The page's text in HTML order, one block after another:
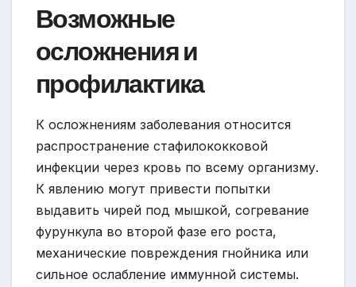
Возможные
осложнения и
профилактика
К осложнениям заболевания относится
распространение стафилококковой
инфекции через кровь по всему организму.
К явлению могут привести попытки
выдавить чирей под мышкой, согревание
фурункула во второй фазе его роста,
механические повреждения гнойника или
сильное ослабление иммунной системы.